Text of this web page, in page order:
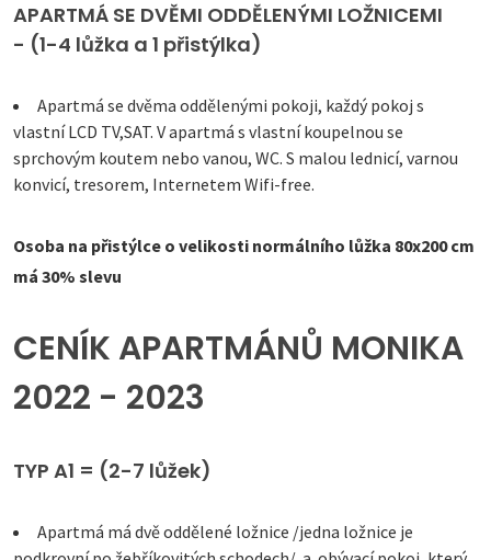
APARTMÁ SE DVĚMI ODDĚLENÝMI LOŽNICEMI
- (1-4 lůžka a 1 přistýlka)
Apartmá se dvěma oddělenými pokoji, každý pokoj s
vlastní LCD TV,SAT. V apartmá s vlastní koupelnou se
sprchovým koutem nebo vanou, WC. S malou lednicí, varnou
konvicí, tresorem, Internetem Wifi-free.
Osoba na přistýlce o velikosti normálního lůžka 80x200 cm
má 30% slevu
CENÍK APARTMÁNŮ MONIKA
2022 - 2023
TYP A1 = (2-7 lůžek)
Apartmá má dvě oddělené ložnice /jedna ložnice je